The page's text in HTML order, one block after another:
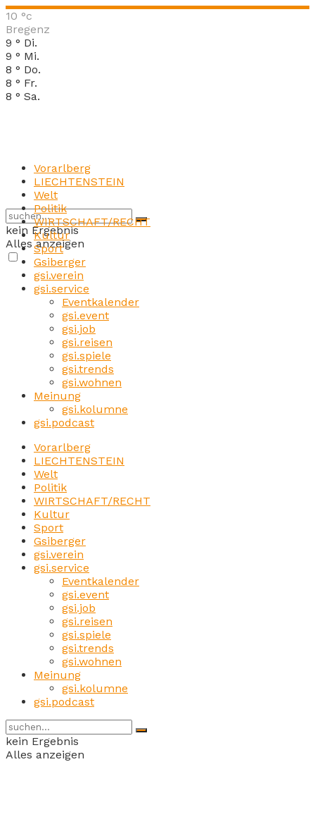
10 °c
Bregenz
9 ° Di.
9 ° Mi.
8 ° Do.
8 ° Fr.
8 ° Sa.
kein Ergebnis
Alles anzeigen
Vorarlberg
LIECHTENSTEIN
Welt
Politik
WIRTSCHAFT/RECHT
Kultur
Sport
Gsiberger
gsi.verein
gsi.service
Eventkalender
gsi.event
gsi.job
gsi.reisen
gsi.spiele
gsi.trends
gsi.wohnen
Meinung
gsi.kolumne
gsi.podcast
Vorarlberg
LIECHTENSTEIN
Welt
Politik
WIRTSCHAFT/RECHT
Kultur
Sport
Gsiberger
gsi.verein
gsi.service
Eventkalender
gsi.event
gsi.job
gsi.reisen
gsi.spiele
gsi.trends
gsi.wohnen
Meinung
gsi.kolumne
gsi.podcast
kein Ergebnis
Alles anzeigen